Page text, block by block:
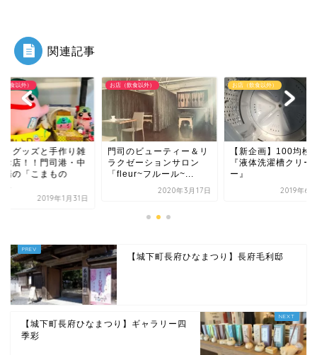
関連記事
飲食以外）
もグッズと手作り雑
お店！！門司港・中
場の「こまもの
...
2019年1月31日
お店（飲食以外）
門司のビューティー＆リ
ラクゼーションサロン
「fleur~フルール~...
2020年3月17日
お店（飲食以外）
【新企画】100均
『液体洗濯槽クリー
ー』
2019年6
【城下町長府ひなまつり】長府毛利邸
【城下町長府ひなまつり】ギャラリー四
季彩